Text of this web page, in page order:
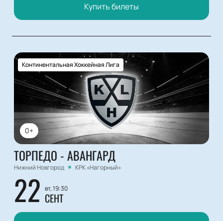
Купить билеты
0+
Континентальная Хоккейная Лига
ТОРПЕДО - АВАНГАРД
Нижний Новгород КРК «Нагорный»
22 вт, 19:30
СЕНТ